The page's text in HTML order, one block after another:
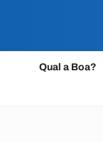
Qual a Boa?